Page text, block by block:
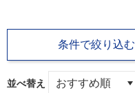
条件で絞り込む
並べ替え